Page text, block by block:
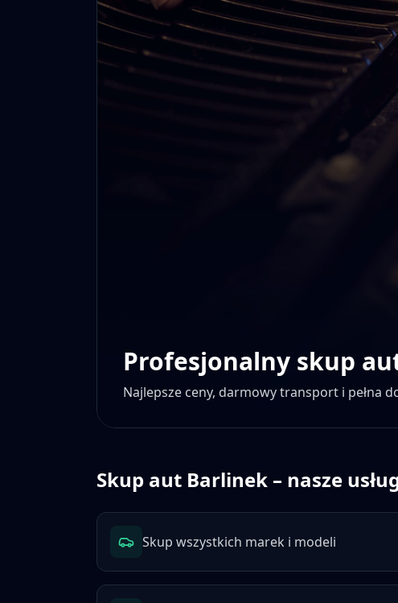
Profesjonalny skup
Najlepsze ceny, darmowy transport i pełna
Skup aut Barlinek – nasze
Skup wszystkich marek i modeli